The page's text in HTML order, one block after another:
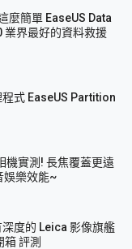
麼簡單 EaseUS Data
界最好的資料救援
式 EaseUS Partition
機實測! 長焦覆蓋更遠
娛樂效能~
度的 Leica 影像旗艦
評測